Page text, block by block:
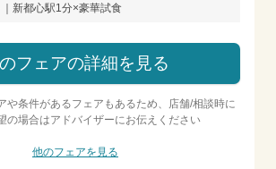
｜新都心駅1分×豪華試食
フェアの詳細を見る
や条件があるフェアもあるため、店舗/相談時に
の場合はアドバイザーにお伝えください
他のフェアを見る